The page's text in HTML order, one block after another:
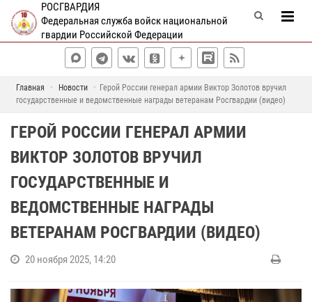
РОСГВАРДИЯ
Федеральная служба войск национальной
гвардии Российской Федерации
Главная Новости
Герой России генерал армии Виктор Золотов вручил
государственные и ведомственные награды ветеранам Росгвардии (видео)
ГЕРОЙ РОССИИ ГЕНЕРАЛ АРМИИ
ВИКТОР ЗОЛОТОВ ВРУЧИЛ
ГОСУДАРСТВЕННЫЕ И
ВЕДОМСТВЕННЫЕ НАГРАДЫ
ВЕТЕРАНАМ РОСГВАРДИИ (ВИДЕО)
20 ноября 2025, 14:20